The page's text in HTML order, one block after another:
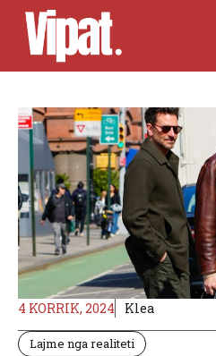
Skip
content
4 KORRIK, 2024 Klea
Lajme nga realiteti